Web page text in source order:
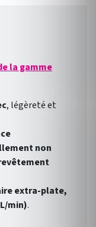
Kinesurf
et praticité. Son
surface
pour une salle
la gamme
, légèreté et
non
extra-plate,
min).